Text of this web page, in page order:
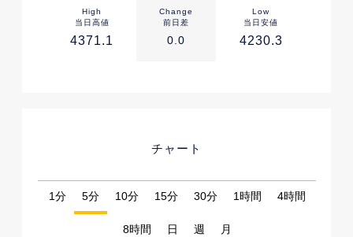
High
当日高値
Change
前日差
Low
当日安値
4371.1 0.0 4230.3
チャート